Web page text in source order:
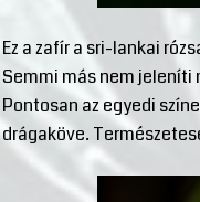
Ez a zafír a sri-lankai
Semmi más nem jeleníti
Pontosan az egyedi
drágaköve.